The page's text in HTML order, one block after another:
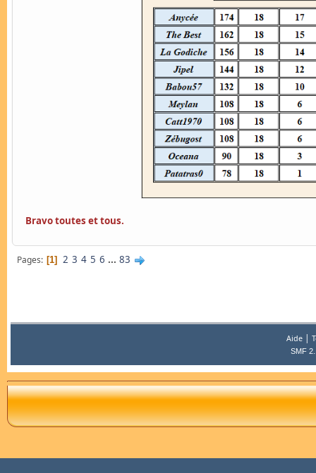
Bravo toutes et tous.
Pages 1 2 3 4 5 6 ... 83
Aide|
SMF